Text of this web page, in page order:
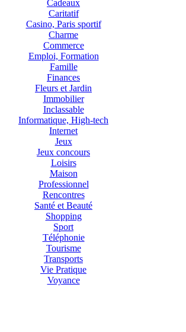
Cadeaux
Caritatif
Casino, Paris sportif
Charme
Commerce
Emploi, Formation
Famille
Finances
Fleurs et Jardin
Immobilier
Inclassable
Informatique, High-tech
Internet
Jeux
Jeux concours
Loisirs
Maison
Professionnel
Rencontres
Santé et Beauté
Shopping
Sport
Téléphonie
Tourisme
Transports
Vie Pratique
Voyance